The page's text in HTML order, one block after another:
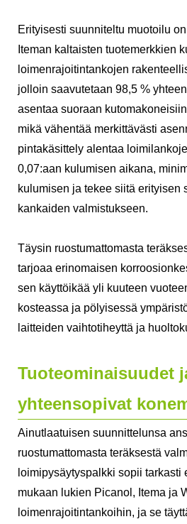
Erityisesti suunniteltu muotoilu
Iteman kaltaisten tuotemerkkien
loimenrajoitintankojen
jolloin saavutetaan 98,5 %
asentaa suoraan
mikä vähentää merkittävästi
pintakäsittely alentaa
0,07:aan kulumisen aikana,
kulumisen ja tekee siitä erityisen
kankaiden valmistukseen.
Täysin ruostumattomasta
tarjoaa erinomaisen
sen käyttöikää yli kuuteen
kosteassa ja pölyisessä
laitteiden vaihtotiheyttä ja
Tuoteominaisuudet
yhteensopivat
Ainutlaatuisen suunnittelunsa
ruostumattomasta teräksestä
loimipysäytyspalkki sopii tarkasti
mukaan lukien Picanol, Itema ja
loimenrajoitintankoihin, ja se